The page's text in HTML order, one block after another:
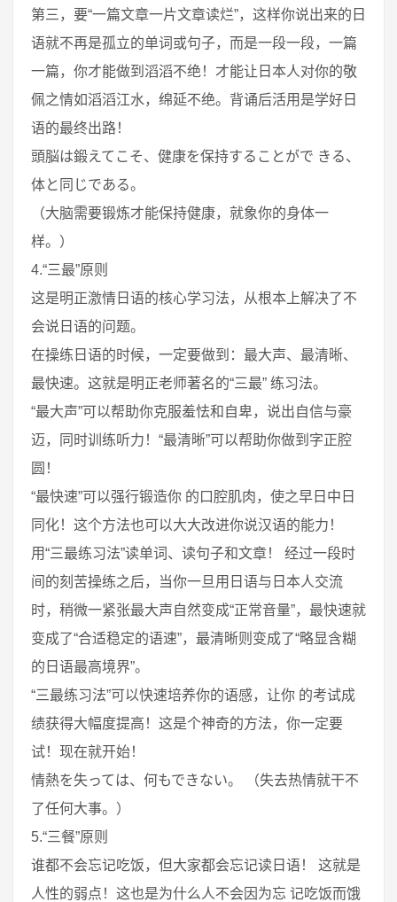
第三，要“一篇文章一片文章读烂”，这样你说出来的日
语就不再是孤立的单词或句子，而是一段一段，一篇
一篇，你才能做到滔滔不绝！才能让日本人对你的敬
佩之情如滔滔江水，绵延不绝。背诵后活用是学好日
语的最终出路！
頭脳は鍛えてこそ、健康を保持することがで きる、
体と同じである。
（大脑需要锻炼才能保持健康，就象你的身体一
样。）
4.“三最”原则
这是明正激情日语的核心学习法，从根本上解决了不
会说日语的问题。
在操练日语的时候，一定要做到：最大声、最清晰、
最快速。这就是明正老师著名的“三最” 练习法。
“最大声”可以帮助你克服羞怯和自卑，说出自信与豪
迈，同时训练听力！“最清晰”可以帮助你做到字正腔
圆！
“最快速”可以强行锻造你 的口腔肌肉，使之早日中日
同化！这个方法也可以大大改进你说汉语的能力！
用“三最练习法”读单词、读句子和文章！ 经过一段时
间的刻苦操练之后，当你一旦用日语与日本人交流
时，稍微一紧张最大声自然变成“正常音量”，最快速就
变成了“合适稳定的语速”，最清晰则变成了“略显含糊
的日语最高境界”。
“三最练习法”可以快速培养你的语感，让你 的考试成
绩获得大幅度提高！这是个神奇的方法，你一定要
试！现在就开始！
情熱を失っては、何もできない。 （失去热情就干不
了任何大事。）
5.“三餐”原则
谁都不会忘记吃饭，但大家都会忘记读日语！ 这就是
人性的弱点！这也是为什么人不会因为忘 记吃饭而饿